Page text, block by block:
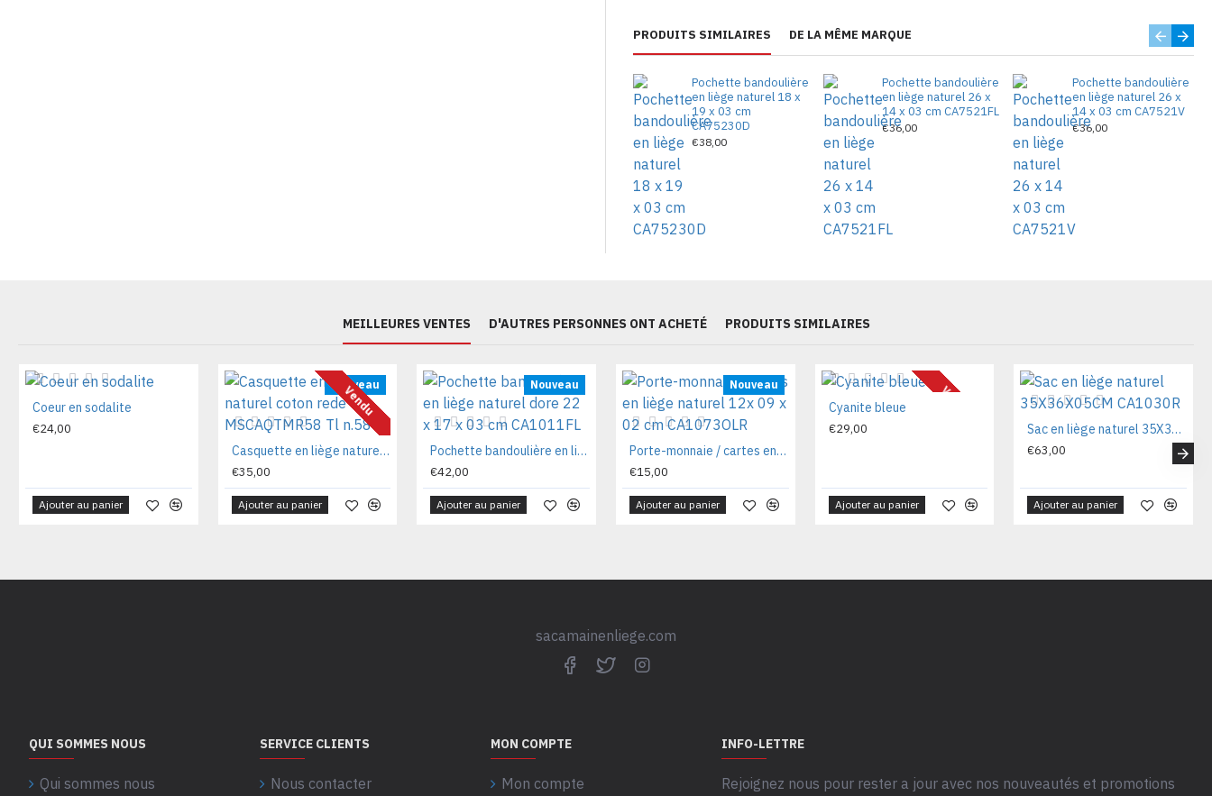
PRODUITS SIMILAIRES DE LA MÊME MARQUE
Pochette bandoulière
en liège naturel 18 x
19 x 03 cm
CA75230D
€38,00
Pochette bandoulière
en liège naturel 26 x
14 x 03 cm CA7521FL
€36,00
Pochette bandoulière
en liège naturel 26 x
14 x 03 cm CA7521V
€36,00
MEILLEURES VENTES D'AUTRES PERSONNES ONT ACHETÉ PRODUITS SIMILAIRES
Coeur en sodalite
€24,00
Ajouter au panier
Nouveau
Vendu
Casquette en liège naturel coton rede MSCAQTMR58 Tl n.58
€35,00
Ajouter au panier
Nouveau
Pochette bandoulière en liège naturel dore 22 x 17 x 03 cm CA1011FL
€42,00
Ajouter au panier
Nouveau
Porte-monnaie / cartes en liège naturel 12x 09 x 02 cm CA1073OLR
€15,00
Ajouter au panier
Vendu
Cyanite bleue
€29,00
Ajouter au panier
Sac en liège naturel 35X36X05CM CA1030R
€63,00
Ajouter au panier
sacamainenliege.com
QUI SOMMES NOUS
Qui sommes nous
SERVICE CLIENTS
Nous contacter
MON COMPTE
Mon compte
INFO-LETTRE
Rejoignez nous pour rester a jour avec nos nouveautés et promotions